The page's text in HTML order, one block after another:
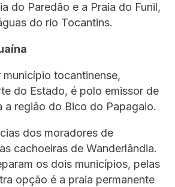
do Paredão e a Praia do Funil,
do rio Tocantins.
município tocantinense,
do Estado, é polo emissor de
a região do Bico do Papagaio.
dos moradores de
cachoeiras de Wanderlândia.
os dois municípios, pelas
opção é a praia permanente